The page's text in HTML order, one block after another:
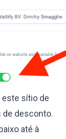
este sítio de
de desconto.
até à